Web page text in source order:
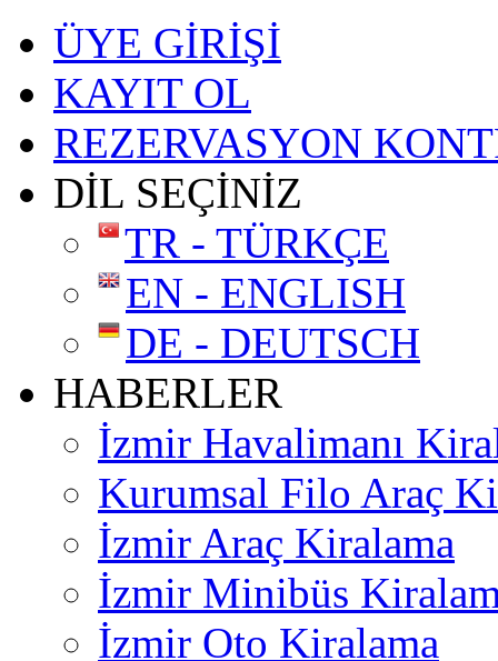
ÜYE GİRİŞİ
KAYIT OL
REZERVASYON
DİL SEÇİNİZ
TR - TÜRKÇE
EN - ENGLISH
DE - DEUTSCH
HABERLER
İzmir Havalimanı
Kurumsal Filo Araç
İzmir Araç Kiralama
İzmir Minibüs
İzmir Oto Kiralama